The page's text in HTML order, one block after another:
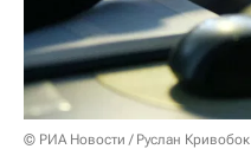
© РИА Новости / Руслан Кривобок